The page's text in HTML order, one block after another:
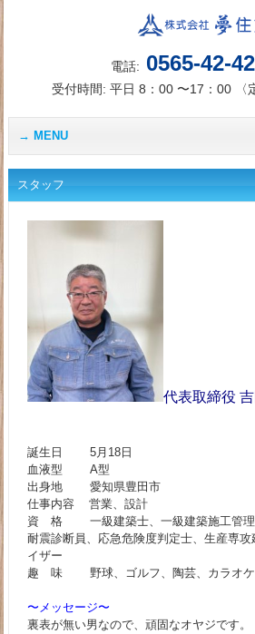
電話: 0565-42-
受付時間: 平日 8：00 〜17：00 〈
MENU
スタッフ
代表取締役
誕生日 5月18日
血液型 A型
出身地 愛知県豊田市
仕事内容 営業、設計
資 格 一級建築士、一級建築施工管理
耐震診断員、応急危険度判定士、生産専
イザー
趣 味 野球、ゴルフ、陶芸、カラオケ
〜メッセージ〜
裏表が無い男なので、頑固なオヤジです。